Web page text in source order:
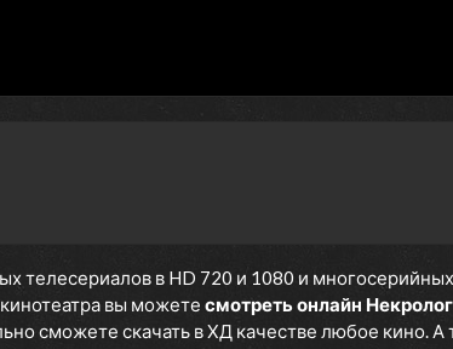
телесериалов в HD 720 и 1080 и
вы можете смотреть онлайн
сможете скачать в ХД качестве любое кино.